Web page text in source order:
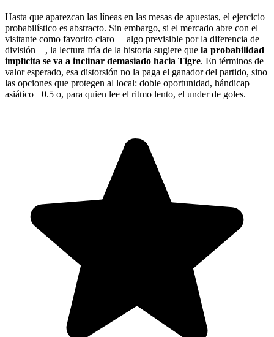
Hasta que aparezcan las líneas en las mesas de apuestas, el ejercicio
probabilístico es abstracto. Sin embargo, si el mercado abre con el
visitante como favorito claro —algo previsible por la diferencia de
división—, la lectura fría de la historia sugiere que la probabilidad
implícita se va a inclinar demasiado hacia Tigre. En términos de
valor esperado, esa distorsión no la paga el ganador del partido, sino
las opciones que protegen al local: doble oportunidad, hándicap
asiático +0.5 o, para quien lee el ritmo lento, el under de goles.